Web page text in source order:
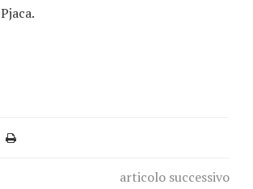
articolo successivo